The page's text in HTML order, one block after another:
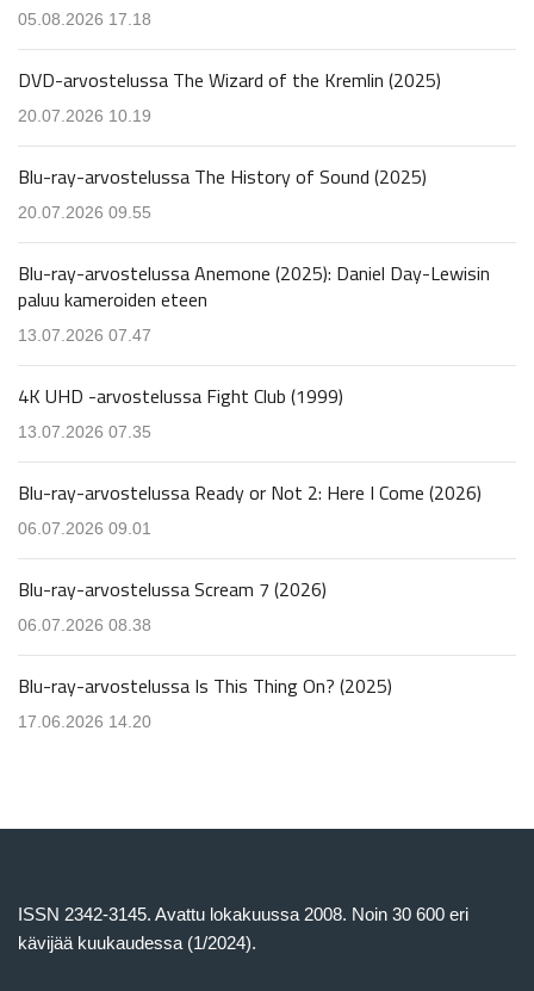
05.08.2026 17.18
DVD-arvostelussa The Wizard of the Kremlin (2025)
20.07.2026 10.19
Blu-ray-arvostelussa The History of Sound (2025)
20.07.2026 09.55
Blu-ray-arvostelussa Anemone (2025): Daniel Day-Lewisin
paluu kameroiden eteen
13.07.2026 07.47
4K UHD -arvostelussa Fight Club (1999)
13.07.2026 07.35
Blu-ray-arvostelussa Ready or Not 2: Here I Come (2026)
06.07.2026 09.01
Blu-ray-arvostelussa Scream 7 (2026)
06.07.2026 08.38
Blu-ray-arvostelussa Is This Thing On? (2025)
17.06.2026 14.20
ISSN 2342-3145. Avattu lokakuussa 2008. Noin 30 600 eri
kävijää kuukaudessa (1/2024).